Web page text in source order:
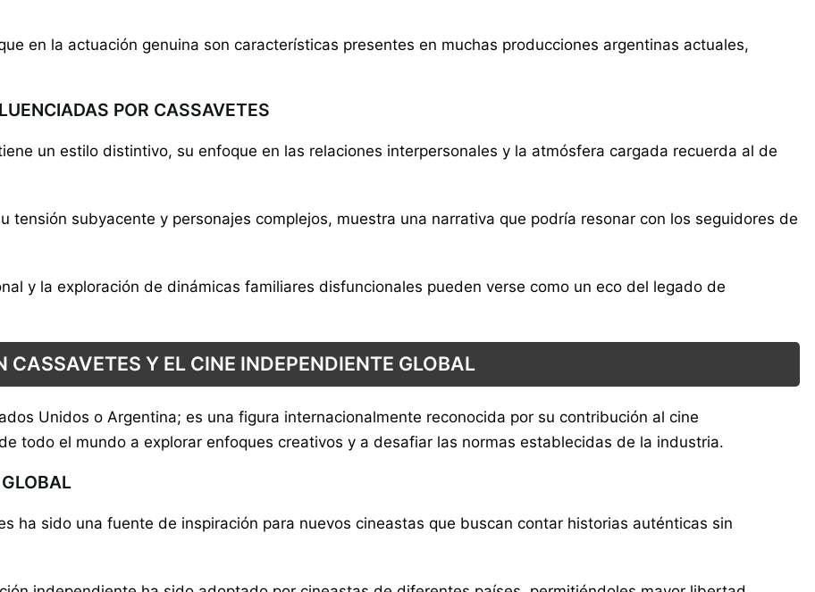
en la actuación genuina son características presentes en muchas producciones argentinas actuales,
POR CASSAVETES
un estilo distintivo, su enfoque en las relaciones interpersonales y la atmósfera cargada recuerda al de
tensión subyacente y personajes complejos, muestra una narrativa que podría resonar con los seguidores de
y la exploración de dinámicas familiares disfuncionales pueden verse como un eco del legado de
CASSAVETES Y EL CINE INDEPENDIENTE GLOBAL
Unidos o Argentina; es una figura internacionalmente reconocida por su contribución al cine
todo el mundo a explorar enfoques creativos y a desafiar las normas establecidas de la industria.
ha sido una fuente de inspiración para nuevos cineastas que buscan contar historias auténticas sin